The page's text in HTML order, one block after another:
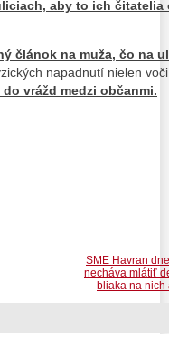
aby to ich
článok na muža, čo na
napadnutí nielen
vrážd medzi občanmi.
SME Havran
necháva mlátiť
bliaka na nich